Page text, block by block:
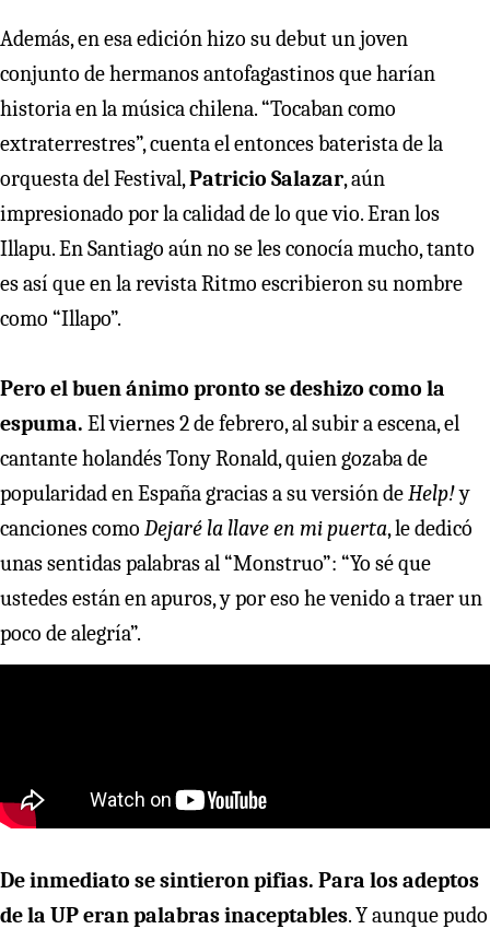
Además, en esa edición hizo su debut un joven
conjunto de hermanos antofagastinos que harían
historia en la música chilena. “Tocaban como
extraterrestres”, cuenta el entonces baterista de la
orquesta del Festival,Patricio Salazar, aún
impresionado por la calidad de lo que vio. Eran los
Illapu. En Santiago aún no se les conocía mucho, tanto
es así que en la revista Ritmo escribieron su nombre
como “Illapo”.
Pero el buen ánimo pronto se deshizo como la
espuma. El viernes 2 de febrero, al subir a escena, el
cantante holandés Tony Ronald, quien gozaba de
popularidad en España gracias a su versión de Help!y
canciones como Dejaré la llave en mi puerta, le dedicó
unas sentidas palabras al “Monstruo”: “Yo sé que
ustedes están en apuros, y por eso he venido a traer un
poco de alegría”.
De inmediato se sintieron pifias. Para los adeptos
de la UP eran palabras inaceptables. Y aunque pudo